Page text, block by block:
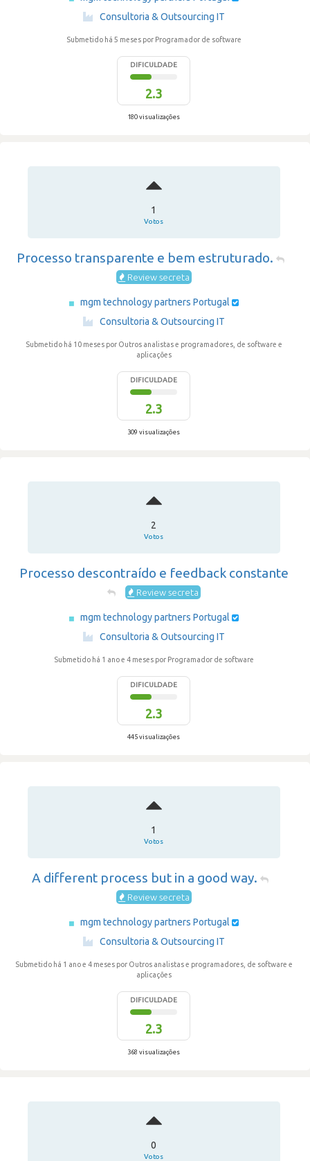
·
Consultoria & Outsourcing IT
Submetido há 5 meses por Programador de software
DIFICULDADE
2.3
180 visualizações
1
Votos
Processo transparente e bem estruturado.
Review secreta
mgm technology partners Portugal
·
Consultoria & Outsourcing IT
Submetido há 10 meses por Outros analistas e programadores, de software e
aplicações
DIFICULDADE
2.3
309 visualizações
2
Votos
Processo descontraído e feedback constante
Review secreta
mgm technology partners Portugal
·
Consultoria & Outsourcing IT
Submetido há 1 ano e 4 meses por Programador de software
DIFICULDADE
2.3
445 visualizações
1
Votos
A different process but in a good way.
Review secreta
mgm technology partners Portugal
·
Consultoria & Outsourcing IT
Submetido há 1 ano e 4 meses por Outros analistas e programadores, de software e
aplicações
DIFICULDADE
2.3
368 visualizações
0
Votos